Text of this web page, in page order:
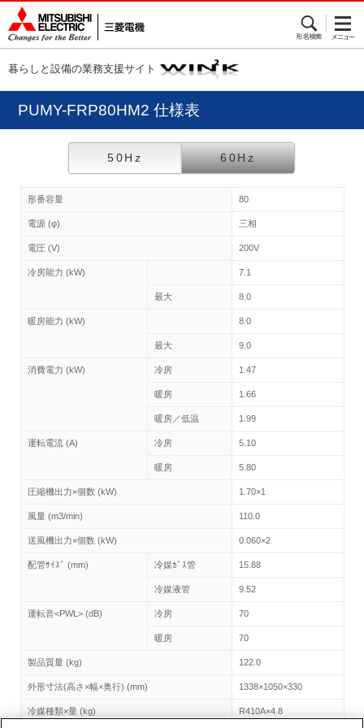
暮らしと設備の業務支援サイト
PUMY-FRP80HM2 仕様表
50Hz 60Hz
形番容量 80
電源 (φ) 三相
電圧 (V) 200V
冷房能力 (kW) 7.1
最大 8.0
暖房能力 (kW) 8.0
最大 9.0
消費電力 (kW) 冷房 1.47
暖房 1.66
暖房／低温 1.99
運転電流 (A) 冷房 5.10
暖房 5.80
圧縮機出力×個数 (kW) 1.70×1
風量 (m3/min) 110.0
送風機出力×個数 (kW) 0.060×2
配管ｻｲｽﾞ (mm) 冷媒ｶﾞｽ管 15.88
冷媒液管 9.52
運転音<PWL> (dB) 冷房 70
暖房 70
製品質量 (kg) 122.0
外形寸法(高さ×幅×奥行) (mm) 1338×1050×330
冷媒種類×量 (kg) R410A×4.8